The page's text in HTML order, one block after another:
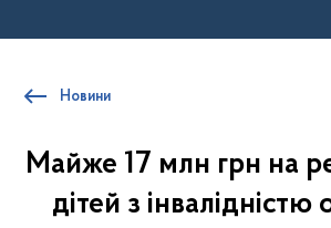
Новини
Майже 17 млн грн на
дітей з